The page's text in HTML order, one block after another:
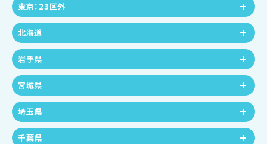
東京：23区外
北海道
岩手県
宮城県
埼玉県
千葉県